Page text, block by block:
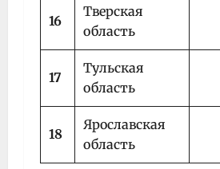
16
Тверская
область
17
Тульская
область
18
Ярославская
область